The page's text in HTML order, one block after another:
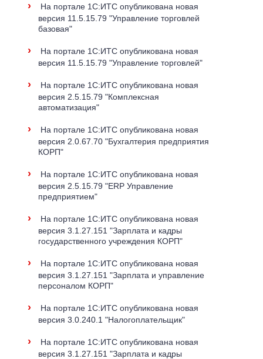
›
На портале 1С:ИТС опубликована новая
версия 11.5.15.79 "Управление торговлей
базовая"
›
На портале 1С:ИТС опубликована новая
версия 11.5.15.79 "Управление торговлей"
›
На портале 1С:ИТС опубликована новая
версия 2.5.15.79 "Комплексная
автоматизация"
›
На портале 1С:ИТС опубликована новая
версия 2.0.67.70 "Бухгалтерия предприятия
КОРП"
›
На портале 1С:ИТС опубликована новая
версия 2.5.15.79 "ERP Управление
предприятием"
›
На портале 1С:ИТС опубликована новая
версия 3.1.27.151 "Зарплата и кадры
государственного учреждения КОРП"
›
На портале 1С:ИТС опубликована новая
версия 3.1.27.151 "Зарплата и управление
персоналом КОРП"
›
На портале 1С:ИТС опубликована новая
версия 3.0.240.1 "Налогоплательщик"
›
На портале 1С:ИТС опубликована новая
версия 3.1.27.151 "Зарплата и кадры